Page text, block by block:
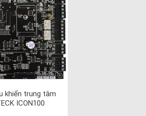
khiển trung tâm
ICON100